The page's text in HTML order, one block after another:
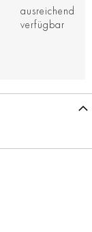
ausreichend
verfügbar